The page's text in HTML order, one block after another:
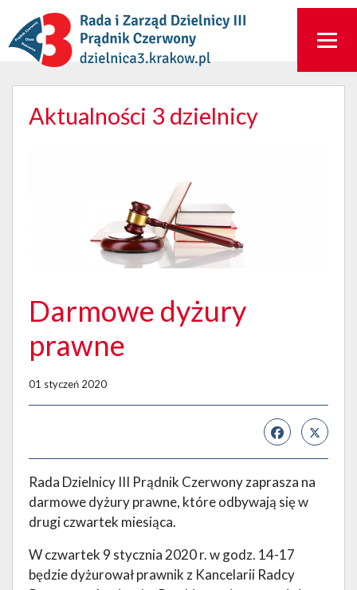
Aktualności 3 dzielnicy
Darmowe dyżury
prawne
01 styczeń 2020
Rada Dzielnicy III Prądnik Czerwony zaprasza na
darmowe dyżury prawne, które odbywają się w
drugi czwartek miesiąca.
W czwartek 9 stycznia 2020 r. w godz. 14-17
będzie dyżurował prawnik z Kancelarii Radcy